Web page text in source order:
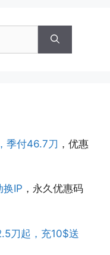
季付46.7刀 ，优惠
换IP ，永久优惠码
刀起，充10$送